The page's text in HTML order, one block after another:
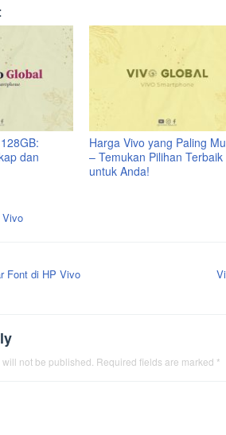
dan
Harga Vivo yang Paling
– Temukan Pilihan Terbaik
untuk Anda!
Vivo
Font di HP Vivo
not be published. Required fields are marked *